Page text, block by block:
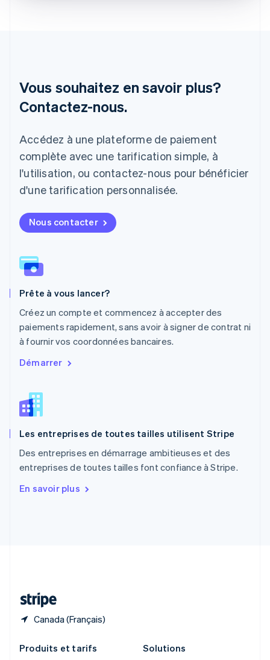
Vous souhaitez en savoir plus?
Contactez-nous.
Accédez à une plateforme de paiement
complète avec une tarification simple, à
l'utilisation, ou contactez-nous pour bénéficier
d'une tarification personnalisée.
Nous contacter
Prête à vous lancer?
Créez un compte et commencez à accepter des
paiements rapidement, sans avoir à signer de contrat ni
à fournir vos coordonnées bancaires.
Démarrer
Les entreprises de toutes tailles utilisent Stripe
Des entreprises en démarrage ambitieuses et des
entreprises de toutes tailles font confiance à Stripe.
En savoir plus
Canada (Français)
Liechtenstein
Deutsch English
Lituanie
Luxembourg
Français English
Malaisie
English简体中文
Malte
Mexique
EspañolEnglish
Norvège
Nouvelle-Zélande
English
Nederlands English
Portugal
Português English
RAS de Hong Kong, Chine
English
Roumanie
Royaume-Uni
Singapour
English简体中文
English
Produits et tarifs
Solutions